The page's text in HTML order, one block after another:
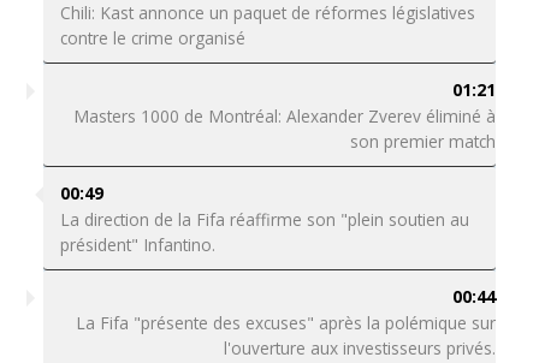
Chili: Kast annonce un paquet de réformes législatives
contre le crime organisé
01:21
Masters 1000 de Montréal: Alexander Zverev éliminé à
son premier match
00:49
La direction de la Fifa réaffirme son "plein soutien au
président" Infantino.
00:44
La Fifa "présente des excuses" après la polémique sur
l'ouverture aux investisseurs privés.